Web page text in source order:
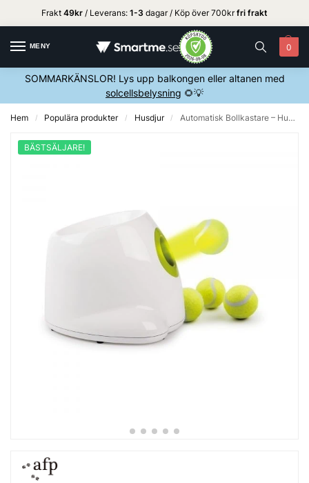
Frakt 49kr / Leverans: 1-3 dagar / Köp över 700krfri frakt
MENY 0
SOMMARKÄNSLOR! Lys upp balkongen eller altanen med
solcellsbelysning 🌻💡
Hem / Populära produkter / Husdjur / Automatisk Bollkastare – Hund – 3,6,9m
BÄSTSÄLJARE!